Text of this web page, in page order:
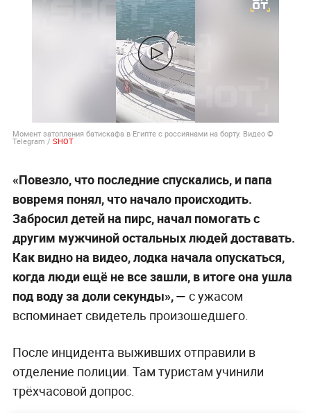
Момент затопления батискафа в Египте с россиянами на борту. Видео ©
Telegram / SHOT
«Повезло, что последние спускались, и папа
вовремя понял, что начало происходить.
Забросил детей на пирс, начал помогать с
другим мужчиной остальных людей доставать.
Как видно на видео, лодка начала опускаться,
когда люди ещё не все зашли, в итоге она ушла
под воду за доли секунды», — с ужасом
вспоминает свидетель произошедшего.
После инцидента выживших отправили в
отделение полиции. Там туристам учинили
трёхчасовой допрос.